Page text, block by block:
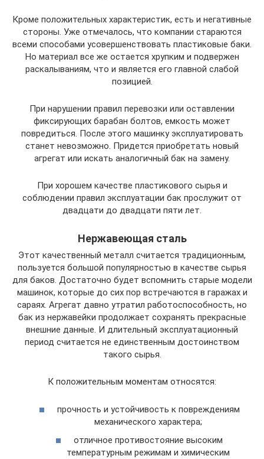
Кроме положительных характеристик, есть и негативные
стороны. Уже отмечалось, что компании стараются
всеми способами усовершенствовать пластиковые баки.
Но материал все же остается хрупким и подвержен
раскалываниям, что и является его главной слабой
позицией.
При нарушении правил перевозки или оставлении
фиксирующих барабан болтов, емкость может
повредиться. После этого машинку эксплуатировать
станет невозможно. Придется приобретать новый
агрегат или искать аналогичный бак на замену.
При хорошем качестве пластикового сырья и
соблюдении правил эксплуатации бак прослужит от
двадцати до двадцати пяти лет.
Нержавеющая сталь
Этот качественный металл считается традиционным,
пользуется большой популярностью в качестве сырья
для баков. Достаточно будет вспомнить старые модели
машинок, которые до сих пор встречаются в гаражах и
сараях. Агрегат давно утратил работоспособность, но
бак из нержавейки продолжает сохранять прекрасные
внешние данные. И длительный эксплуатационный
период считается не единственным достоинством
такого сырья.
К положительным моментам относятся:
прочность и устойчивость к повреждениям
механического характера;
отличное противостояние высоким
температурным режимам и химическим